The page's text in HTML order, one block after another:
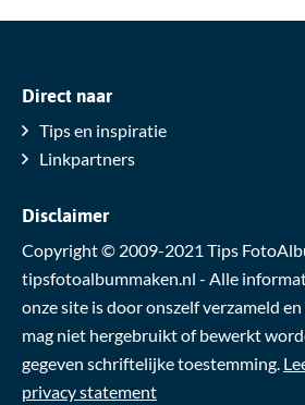
Direct naar
Tips en inspiratie
Linkpartners
Disclaimer
Copyright © 2009-2021 Tips
tipsfotoalbummaken.nl - Alle
onze site is door onszelf verzameld
mag niet hergebruikt of bewerkt
gegeven schriftelijke toestemming.
privacy statement